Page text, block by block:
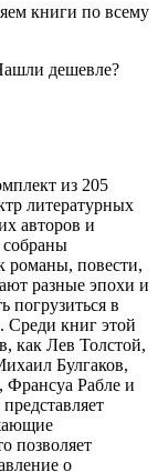
книги по всему
дешевле?
из 205
литературных
авторов и
собраны
романы, повести,
разные эпохи и
погрузиться в
Среди книг этой
как Лев Толстой,
Булгаков,
Рабле и
позволяет
о